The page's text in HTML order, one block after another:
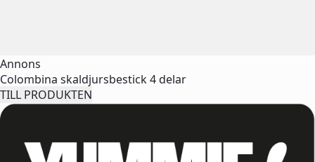
Annons
Colombina skaldjursbestick 4 delar
TILL PRODUKTEN